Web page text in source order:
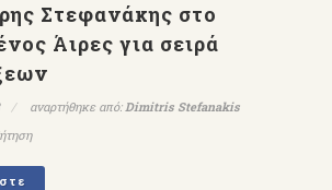
Στεφανάκης στο
Άιρες για σειρά
αναρτήθηκε από:Dimitris Stefanakis